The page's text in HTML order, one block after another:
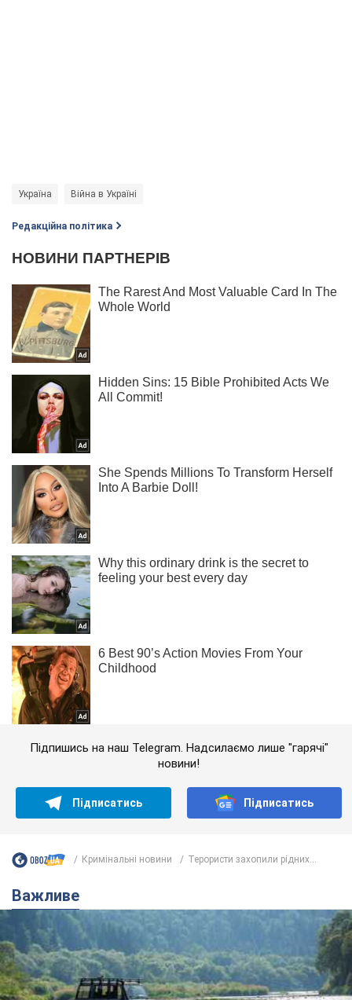
Україна Війна в Україні
Редакційна політика
Підпишись на наш Telegram. Надсилаємо лише "гарячі"
новини!
Підписатись Підписатись
Кримінальні новини Терористи захопили рідних...
Важливе